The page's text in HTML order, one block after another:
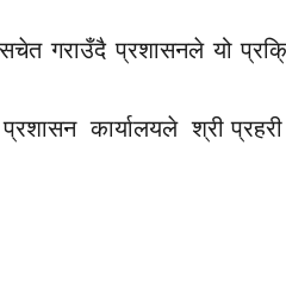
गराउँदै प्रशासनले यो
कार्यालयले श्री